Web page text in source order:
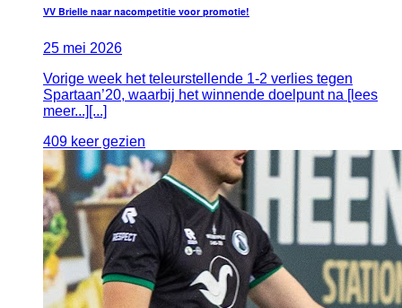
VV Brielle naar nacompetitie voor promotie!
25 mei 2026
Vorige week het teleurstellende 1-2 verlies tegen
Spartaan’20, waarbij het winnende doelpunt na [lees
meer...][...]
409 keer gezien